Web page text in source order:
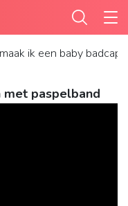
ik een baby
met paspelband